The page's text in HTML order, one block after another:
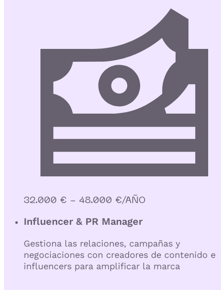
32.000 € - 48.000 €/AÑO
Influencer & PR Manager
Gestiona las relaciones, campañas y
negociaciones con creadores de contenido e
influencers para amplificar la marca